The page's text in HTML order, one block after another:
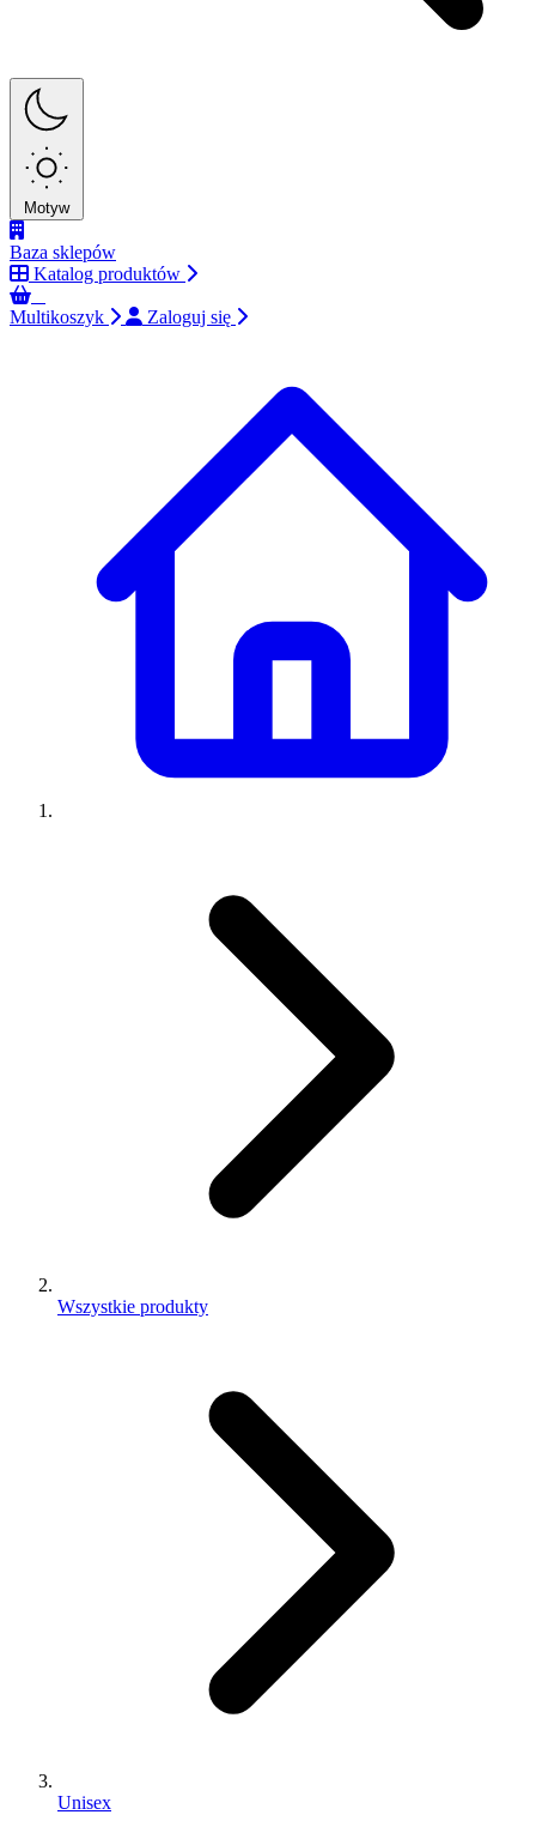
Motyw
Baza sklepów
Katalog produktów
Multikoszyk
Zaloguj się
Wszystkie produkty
Unisex